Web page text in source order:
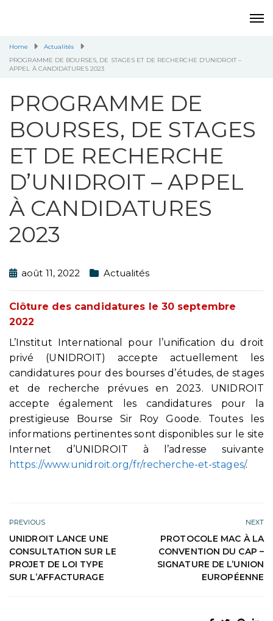
Home
Actualités
PROGRAMME DE BOURSES, DE STAGES ET DE RECHERCHE D’UNIDROIT –
APPEL À CANDIDATURES 2023
PROGRAMME DE
BOURSES, DE STAGES
ET DE RECHERCHE
D’UNIDROIT – APPEL
À CANDIDATURES
2023
août 11, 2022 Actualités
Clôture des candidatures le 30 septembre
2022
L’Institut International pour l’unification du droit
privé (UNIDROIT) accepte actuellement les
candidatures pour des bourses d’études, de stages
et de recherche prévues en 2023. UNIDROIT
accepte également les candidatures pour la
prestigieuse Bourse Sir Roy Goode. Toutes les
informations pertinentes sont disponibles sur le site
Internet d’UNIDROIT à l’adresse suivante
https://www.unidroit.org/fr/recherche-et-stages/.
PREVIOUS
UNIDROIT LANCE UNE
CONSULTATION SUR LE
PROJET DE LOI TYPE
SUR L’AFFACTURAGE
NEXT
PROTOCOLE MAC À LA
CONVENTION DU CAP –
SIGNATURE DE L’UNION
EUROPÉENNE